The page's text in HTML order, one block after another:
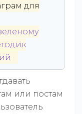
для
.
или постам